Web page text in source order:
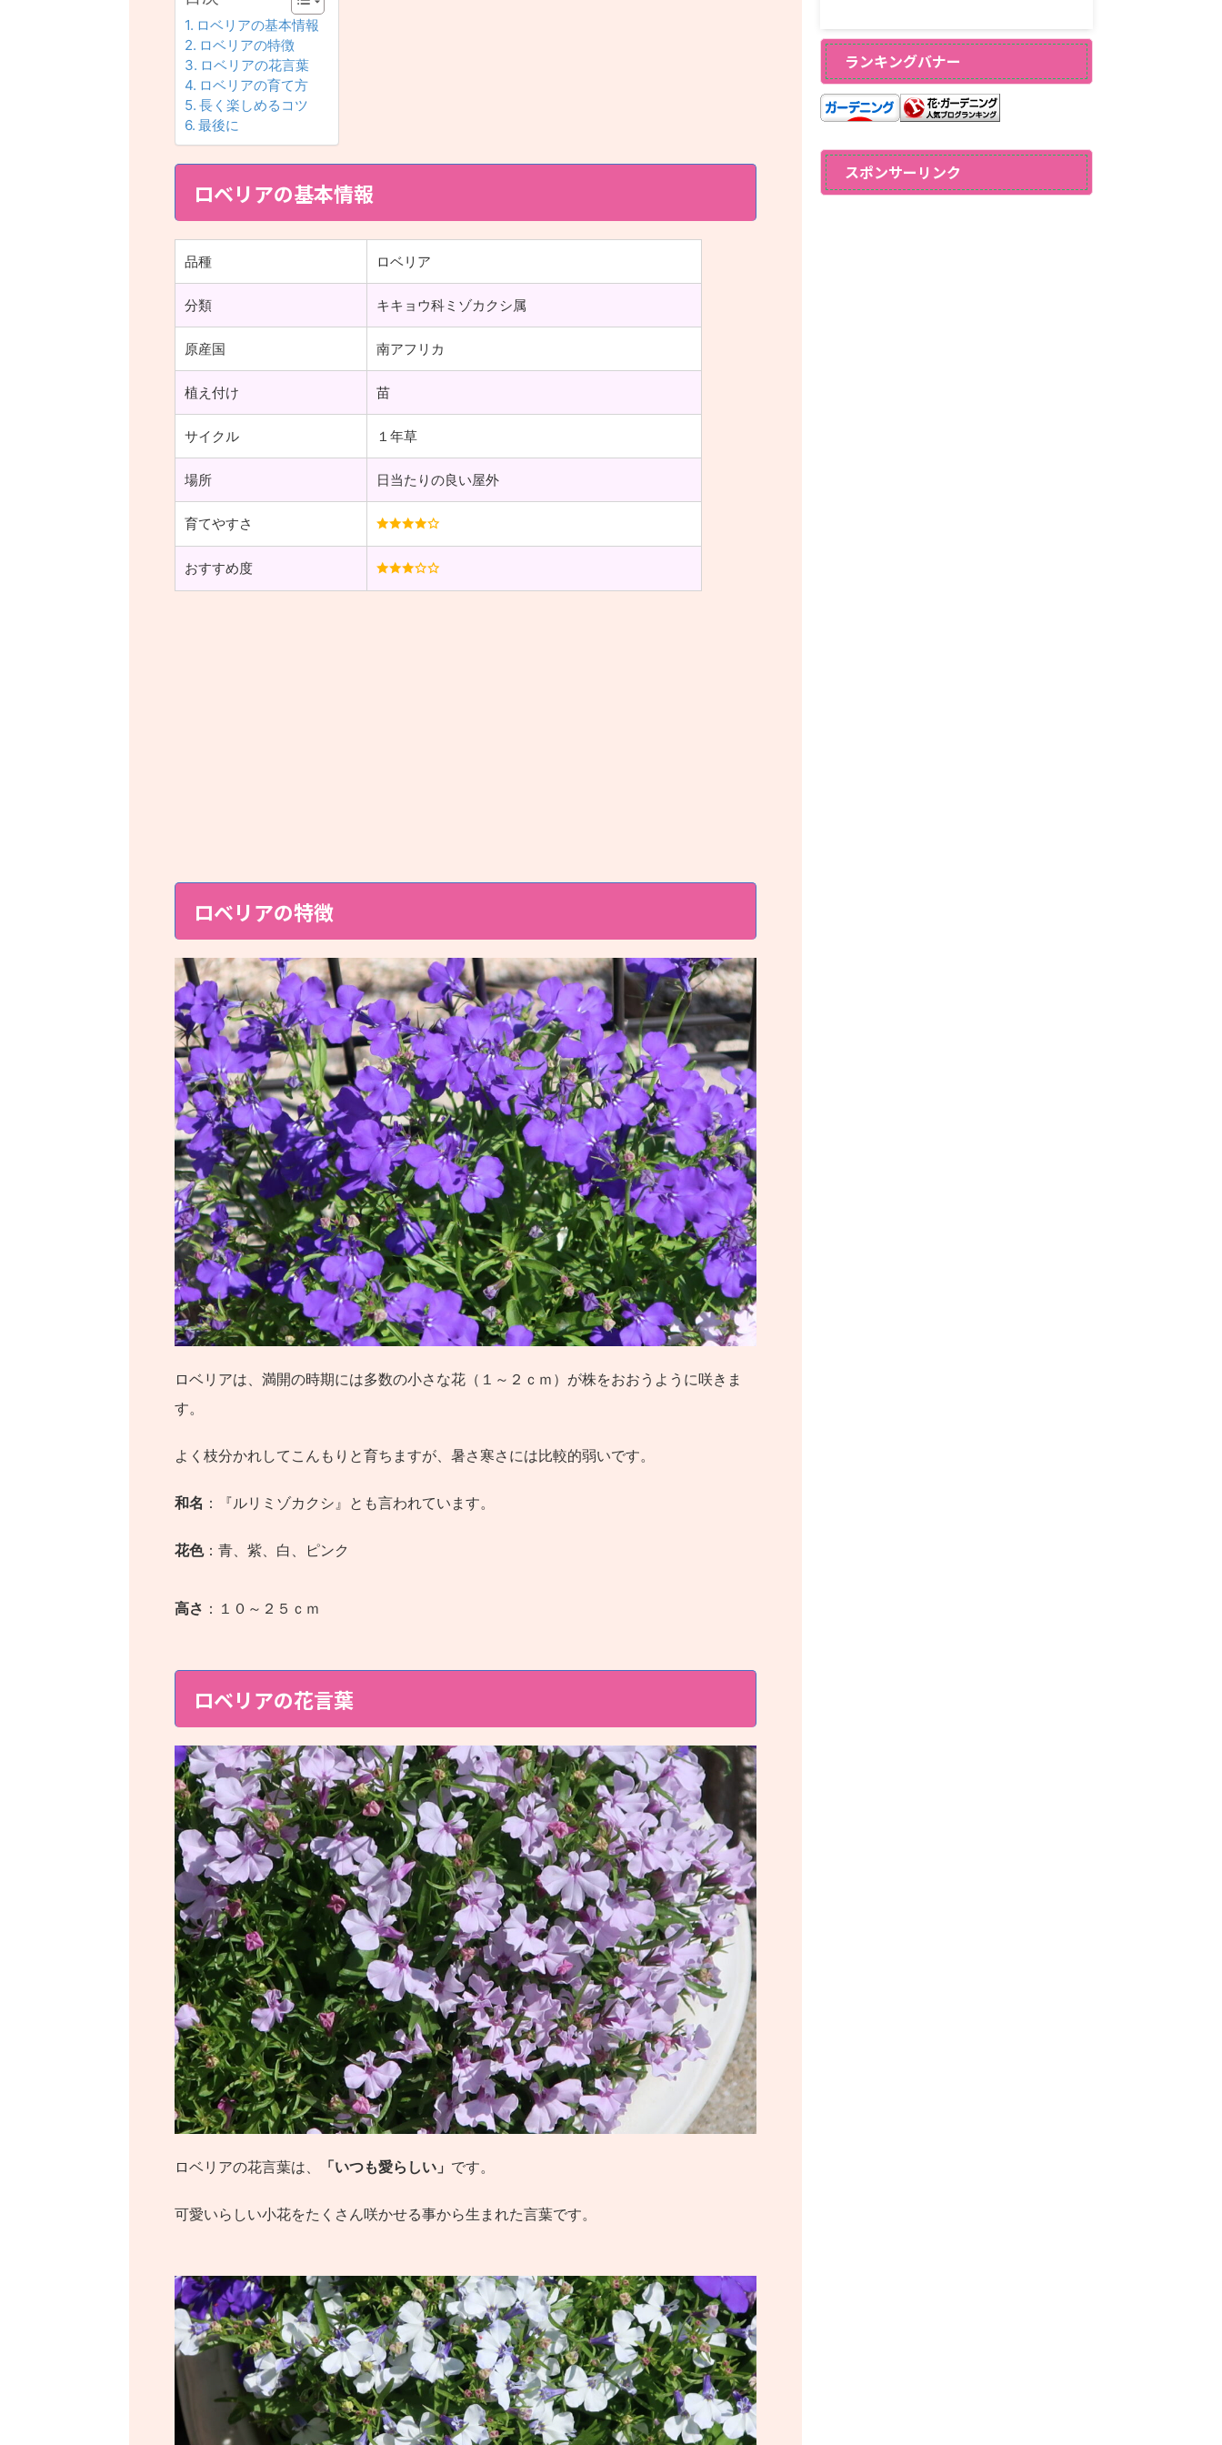
ロベリアの基本情報
ロベリアの特徴
ロベリアの花言葉
ロベリアの育て方
長く楽しめるコツ
最後に
ロベリアの基本情報
品種 ロベリア
分類 キキョウ科ミゾカクシ属
原産国 南アフリカ
植え付け 苗
サイクル １年草
場所 日当たりの良い屋外
育てやすさ
おすすめ度
ロベリアの特徴
ロベリアは、満開の時期には多数の小さな花（１～２ｃｍ）が株をおおうように咲きま
す。
よく枝分かれしてこんもりと育ちますが、暑さ寒さには比較的弱いです。
和名 ：『ルリミゾカクシ』とも言われています。
花色：青、紫、白、ピンク
高さ ：１０～２５ｃｍ
ロベリアの花言葉
ロベリアの花言葉は、 「いつも愛らしい」 です。
可愛いらしい小花をたくさん咲かせる事から生まれた言葉です。
ランキングバナー
スポンサーリンク